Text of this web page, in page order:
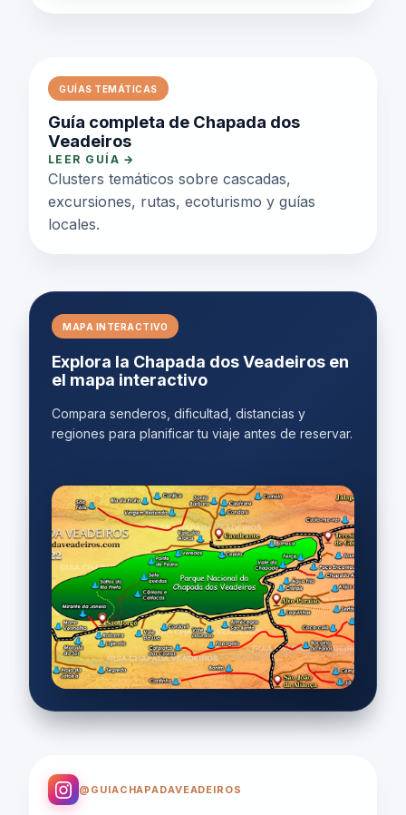
GUÍAS TEMÁTICAS
Guía completa de Chapada dos
Veadeiros
LEER GUÍA →
Clusters temáticos sobre cascadas,
excursiones, rutas, ecoturismo y guías
locales.
MAPA INTERACTIVO
Explora la Chapada dos Veadeiros en
el mapa interactivo
Compara senderos, dificultad, distancias y
regiones para planificar tu viaje antes de reservar.
@GUIACHAPADAVEADEIROS